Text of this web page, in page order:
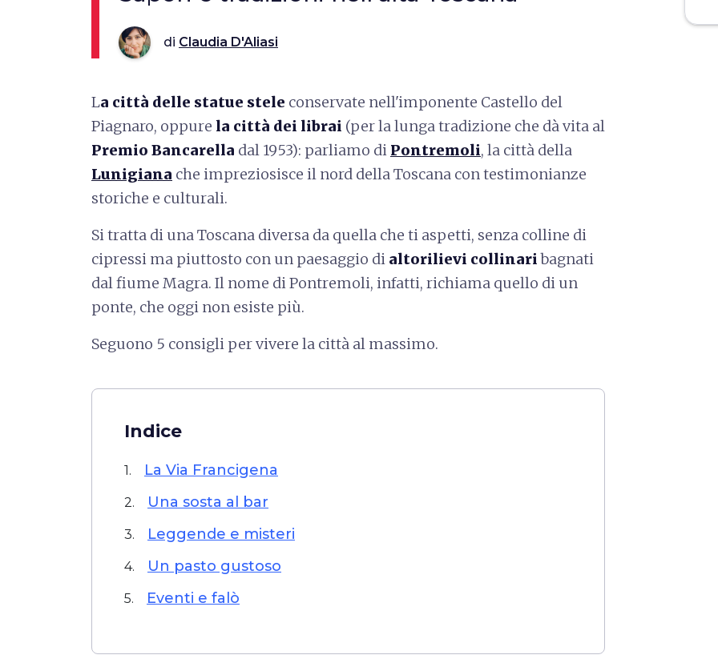
di Claudia D'Aliasi
La città delle statue stele conservate nell'imponente Castello del
Piagnaro, oppure la città dei librai (per la lunga tradizione che dà vita al
Premio Bancarella dal 1953): parliamo di Pontremoli, la città della
Lunigiana che impreziosisce il nord della Toscana con testimonianze
storiche e culturali.
Si tratta di una Toscana diversa da quella che ti aspetti, senza colline di
cipressi ma piuttosto con un paesaggio di altorilievi collinaribagnati
dal fiume Magra. Il nome di Pontremoli, infatti, richiama quello di un
ponte, che oggi non esiste più.
Seguono 5 consigli per vivere la città al massimo.
Indice
1. La Via Francigena
2. Una sosta al bar
3. Leggende e misteri
4. Un pasto gustoso
5. Eventi e falò